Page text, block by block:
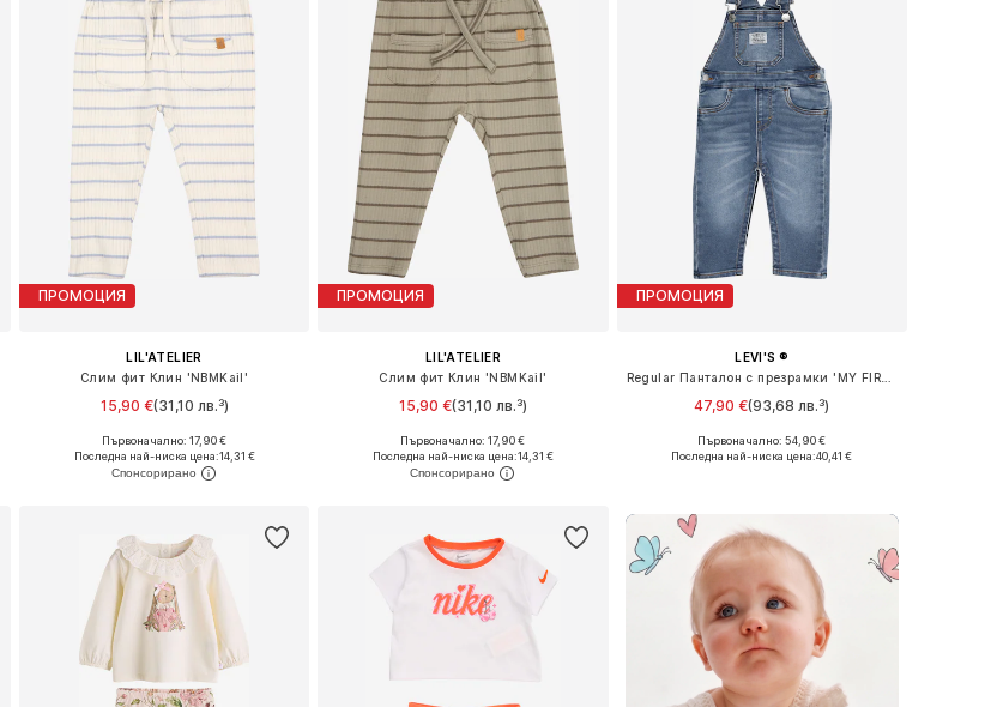
ПРОМОЦИЯ
LIL'ATELIER
Слим фит Клин 'NBMKail'
15,90 €(31,10 лв.³)
+1
Налични размери: 56, 62, 68, 74, 80, 86
Добави в кошницата
Първоначално: 17,90 €
Последна най-ниска цена:14,31 €
ПРОМОЦИЯ
LIL'ATELIER
Слим фит Клин 'NBMKail'
15,90 €(31,10 лв.³)
+1
Налични размери: 56, 62, 68, 74, 80, 86
Добави в кошницата
Първоначално: 17,90 €
Последна най-ниска цена:14,31 €
ПРОМОЦИЯ
LEVI'S ®
47,90 €(93,68 лв.³)
Налични размери: 62, 68, 80, 86, 92, 98
Първоначално: 54,90 €
Последна най-ниска цена:40,41 €